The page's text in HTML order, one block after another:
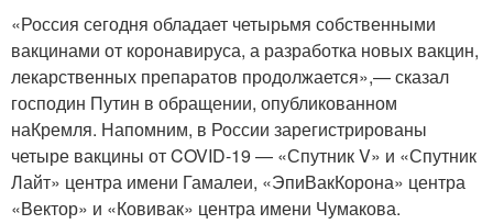
«Россия сегодня обладает четырьмя собственными
вакцинами от коронавируса, а разработка новых вакцин,
лекарственных препаратов продолжается»,— сказал
господин Путин в обращении, опубликованном
наКремля. Напомним, в России зарегистрированы
четыре вакцины от COVID-19 — «Спутник V» и «Спутник
Лайт» центра имени Гамалеи, «ЭпиВакКорона» центра
«Вектор» и «Ковивак» центра имени Чумакова.